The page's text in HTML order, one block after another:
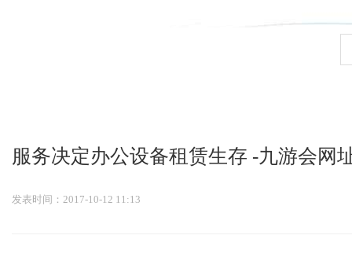
服务决定办公设备租赁生存 -九游会网
发表时间：2017-10-12 11:13